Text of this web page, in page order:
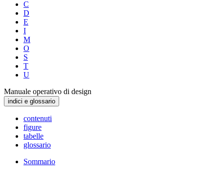
C
D
E
I
M
O
S
T
U
Manuale operativo di design
indici e glossario
contenuti
figure
tabelle
glossario
Sommario